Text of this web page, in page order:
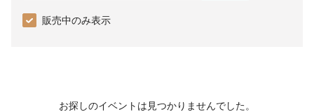
販売中のみ表示
お探しのイベントは見つかりませんでした。